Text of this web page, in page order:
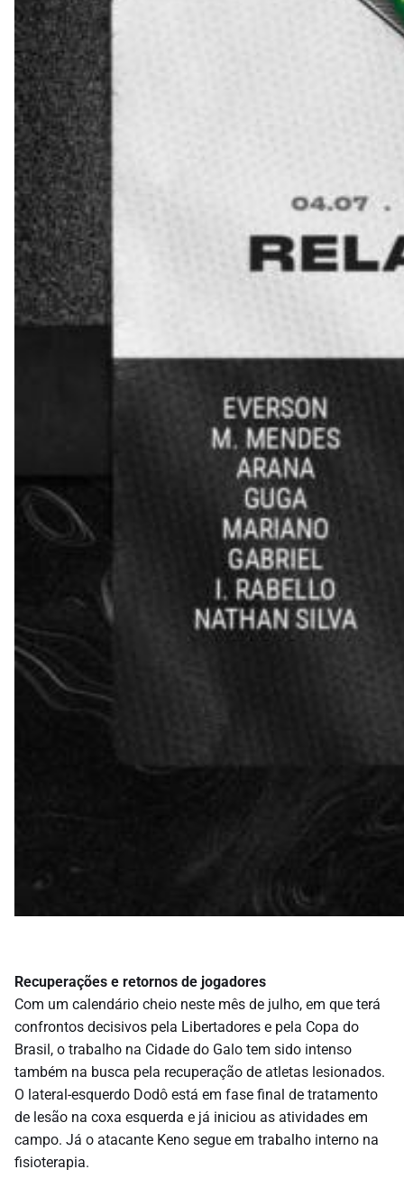
Recuperações e retornos de jogadores
Com um calendário cheio neste mês de julho, em que terá
confrontos decisivos pela Libertadores e pela Copa do
Brasil, o trabalho na Cidade do Galo tem sido intenso
também na busca pela recuperação de atletas lesionados.
O lateral-esquerdo Dodô está em fase final de tratamento
de lesão na coxa esquerda e já iniciou as atividades em
campo. Já o atacante Keno segue em trabalho interno na
fisioterapia.